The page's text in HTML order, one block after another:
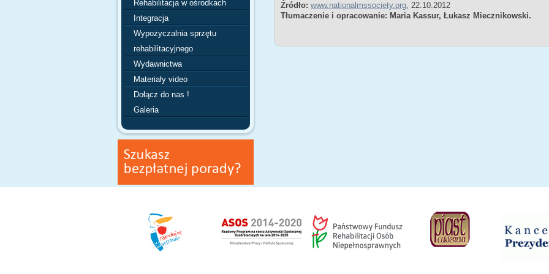
Rehabilitacja w ośrodkach
Integracja
Wypożyczalnia sprzętu
rehabilitacyjnego
Wydawnictwa
Materiały video
Dołącz do nas !
Galeria
Źródło: www.nationalmssociety.org, 22.10.2012
Tłumaczenie i opracowanie: Maria Kassur, Łukasz Miecznikowski.